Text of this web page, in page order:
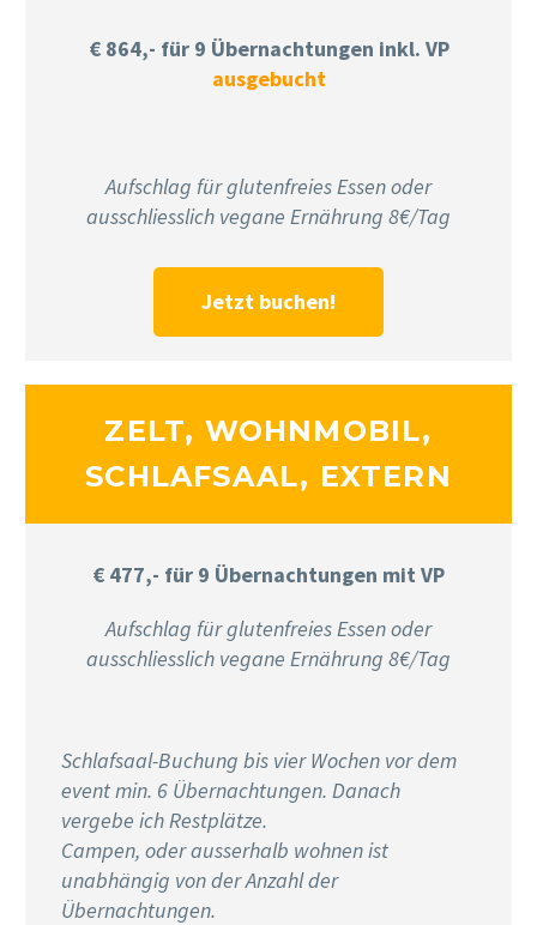
€ 864,- für 9 Übernachtungen inkl. VP
ausgebucht
Aufschlag für glutenfreies Essen oder
ausschliesslich vegane Ernährung 8€/Tag
Jetzt buchen!
ZELT, WOHNMOBIL,
SCHLAFSAAL, EXTERN
€ 477,- für 9 Übernachtungen mit VP
Aufschlag für glutenfreies Essen oder
ausschliesslich vegane Ernährung 8€/Tag
Schlafsaal-Buchung bis vier Wochen vor dem
event min. 6 Übernachtungen. Danach
vergebe ich Restplätze.
Campen, oder ausserhalb wohnen ist
unabhängig von der Anzahl der
Übernachtungen.